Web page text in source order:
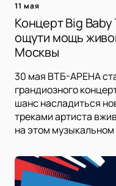
11 мая
Концерт Big
ощути мощь
Москвы
30 мая ВТБ-АРЕНА
грандиозного
шанс насладиться
треками артиста
на этом